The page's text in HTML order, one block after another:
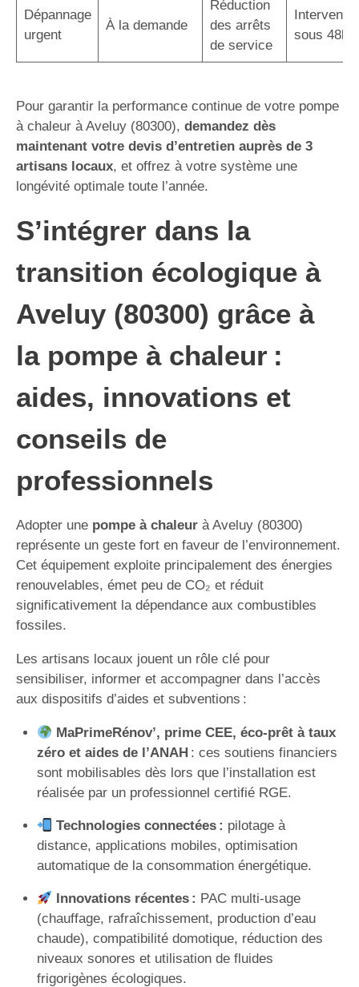
Dépannage
urgent
À la demande
Réduction
des arrêts
de service
sous 48h
Pour garantir la performance continue de votre pompe
à chaleur à Aveluy (80300), demandez dès
maintenant votre devis d’entretien auprès de 3
artisans locaux, et offrez à votre système une
longévité optimale toute l’année.
S’intégrer dans la
transition écologique à
Aveluy (80300) grâce à
la pompe à chaleur :
aides, innovations et
conseils de
professionnels
Adopter une pompe à chaleur à Aveluy (80300)
représente un geste fort en faveur de l’environnement.
Cet équipement exploite principalement des énergies
renouvelables, émet peu de CO₂ et réduit
significativement la dépendance aux combustibles
fossiles.
Les artisans locaux jouent un rôle clé pour
sensibiliser, informer et accompagner dans l’accès
aux dispositifs d’aides et subventions :
MaPrimeRénov’, prime CEE, éco-prêt à taux
zéro et aides de l’ANAH : ces soutiens financiers
sont mobilisables dès lors que l’installation est
réalisée par un professionnel certifié RGE.
Technologies connectées : pilotage à
distance, applications mobiles, optimisation
automatique de la consommation énergétique.
Innovations récentes : PAC multi-usage
(chauffage, rafraîchissement, production d’eau
chaude), compatibilité domotique, réduction des
niveaux sonores et utilisation de fluides
frigorigènes écologiques.